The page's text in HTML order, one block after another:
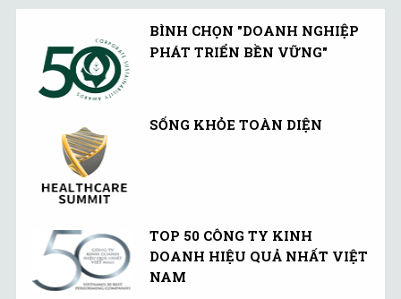
BÌNH CHỌN "DOANH NGHIỆP
PHÁT TRIỂN BỀN VỮNG"
SỐNG KHỎE TOÀN DIỆN
TOP 50 CÔNG TY KINH
DOANH HIỆU QUẢ NHẤT VIỆT
NAM